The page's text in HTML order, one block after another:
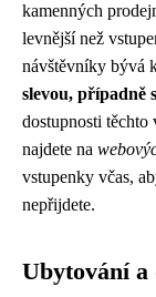
kamenných
levnější než
návštěvníky bývá
slevou, případně
dostupnosti těchto
najdete na
vstupenky včas,
nepřijdete.
Ubytování a